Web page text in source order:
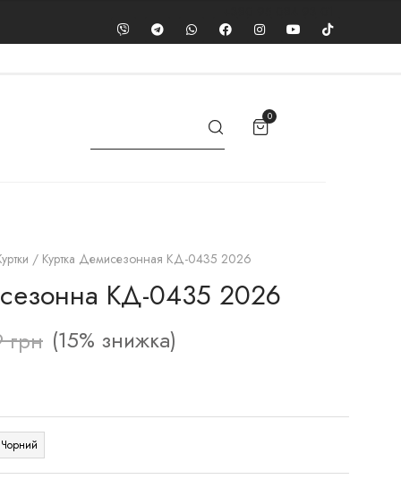
0
/ Куртка Демисезонная КД-0435 2026
КД-0435 2026
грн (15% знижка)
Чорний